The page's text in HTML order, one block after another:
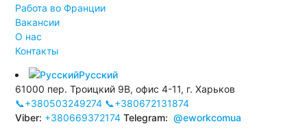
Работа во Франции
Вакансии
О нас
Контакты
Русский
61000 пер. Троицкий 9В, офис 4-11, г. Харьков
📞+380503249274 📞+380672131874
Viber: +380669372174 Telegram: @eworkcomua